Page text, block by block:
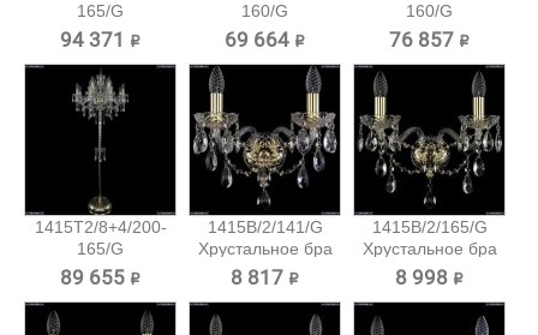
165/G
Хрустальный...
94 371 ₽
160/G
Хрустальный
69 664 ₽
160/G
Хрустальный
76 857 ₽
1415T2/8+4/200-
165/G
Хрустальный...
89 655 ₽
1415B/2/141/G
Хрустальное бра
Bohemia...
8 817 ₽
1415B/2/165/G
Хрустальное бра
Bohemia...
8 998 ₽